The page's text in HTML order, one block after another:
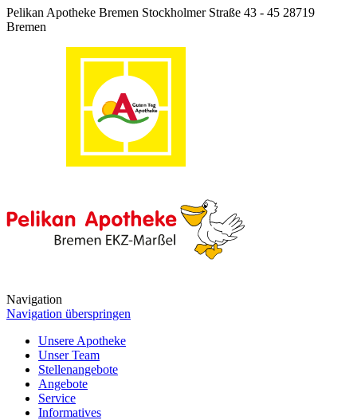
Pelikan Apotheke Bremen Stockholmer Straße 43 - 45 28719
Bremen
Navigation
Navigation überspringen
Unsere Apotheke
Unser Team
Stellenangebote
Angebote
Service
Informatives